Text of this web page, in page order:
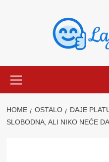
Menu
HOME OSTALO
DAJE
SLOBODNA, ALI NIKO NEĆE